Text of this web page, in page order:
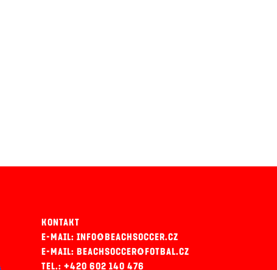
KONTAKT
E-MAIL: INFO@BEACHSOCCER.CZ
E-MAIL: BEACHSOCCER@FOTBAL.CZ
TEL.: +420 602 140 476